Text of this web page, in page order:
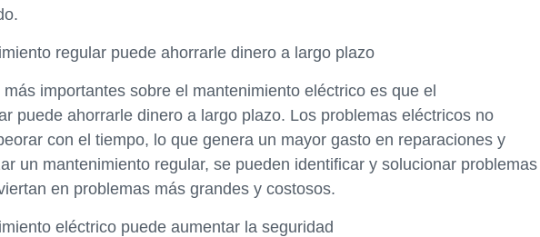
regular puede ahorrarle dinero a largo plazo
importantes sobre el mantenimiento eléctrico es que el
puede ahorrarle dinero a largo plazo. Los problemas eléctricos no
con el tiempo, lo que genera un mayor gasto en reparaciones y
un mantenimiento regular, se pueden identificar y solucionar problemas
en problemas más grandes y costosos.
eléctrico puede aumentar la seguridad